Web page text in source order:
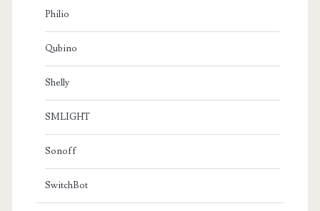
Philio
Qubino
Shelly
SMLIGHT
Sonoff
SwitchBot